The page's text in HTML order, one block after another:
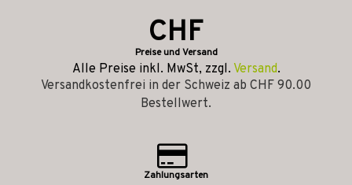
CHF
Preise und Versand
Alle Preise inkl. MwSt, zzgl. Versand.
Versandkostenfrei in der Schweiz ab CHF 90.00
Bestellwert.
Zahlungsarten